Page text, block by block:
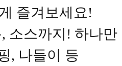
즐겨보세요!
소스까지! 하나만
, 나들이 등